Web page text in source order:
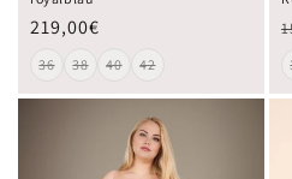
219,00€
36 38 40 42